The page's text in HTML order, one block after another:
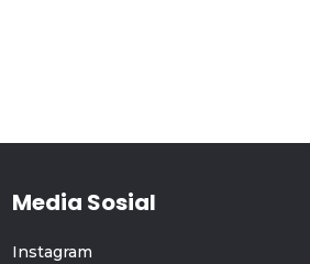
Media Sosial
Instagram